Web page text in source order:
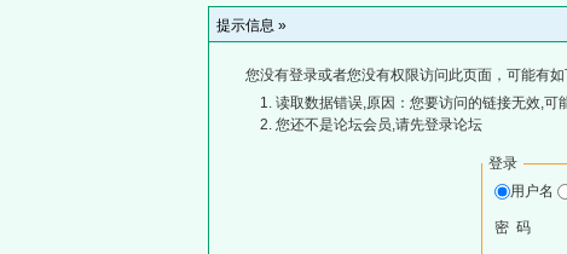
提示信息 »
您没有登录或者您没有权限访问此页面，可能有
读取数据错误,原因：您要访问的链接无效,可
您还不是论坛会员,请先登录论坛
登录
用户名
密 码